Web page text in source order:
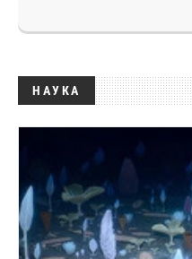
НАУКА